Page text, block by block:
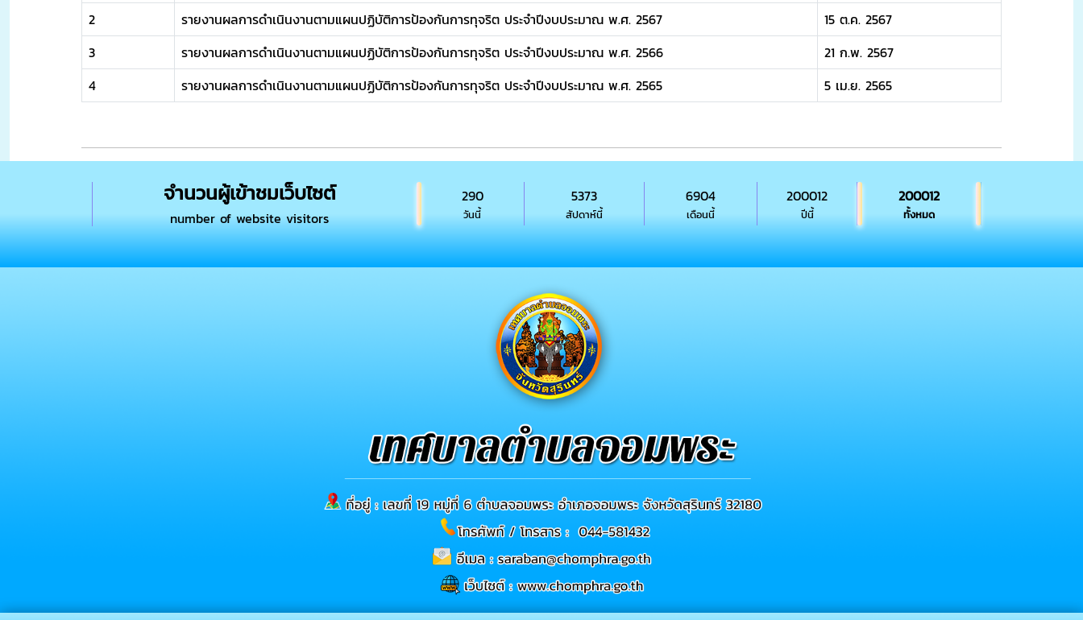
2
รายงานผลการดำเนินงานตามแผนปฏิบัติการป้องกันการทุจริต ประจำปีงบประมาณ พ.ศ. 2567
15 ต.ค. 2567
3
รายงานผลการดำเนินงานตามแผนปฏิบัติการป้องกันการทุจริต ประจำปีงบประมาณ พ.ศ. 2566
21 ก.พ. 2567
4
รายงานผลการดำเนินงานตามแผนปฏิบัติการป้องกันการทุจริต ประจำปีงบประมาณ พ.ศ. 2565 5 เม.ย. 2565
จำนวนผู้เข้าชมเว็บไซต์
number of website visitors วันนี้
290
สัปดาห์นี้
5373
เดือนนี้
6904
ปีนี้
200012
ทั้งหมด
200012